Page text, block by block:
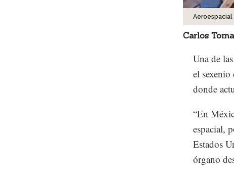
Aeroespacial
Carlos
Una de
el
donde
“En
espacial,
Estados
órgano